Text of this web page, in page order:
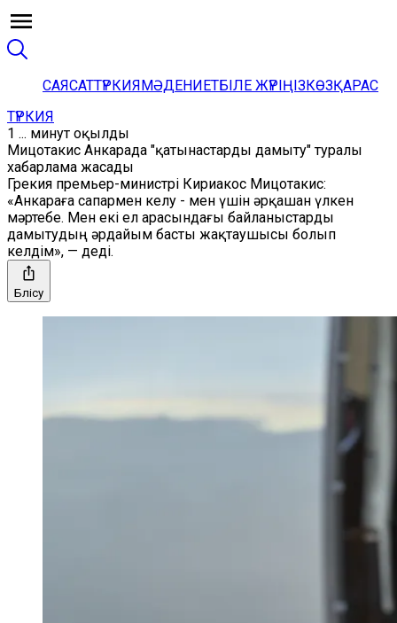
САЯСАТТҮРКИЯМӘДЕНИЕТБІЛЕ ЖҮРІҢІЗКӨЗҚАРАС
ТҮРКИЯ
1 ... минут оқылды
Мицотакис Анкарада "қатынастарды дамыту" туралы
хабарлама жасады
Грекия премьер-министрі Кириакос Мицотакис:
«Анкараға сапармен келу - мен үшін әрқашан үлкен
мәртебе. Мен екі ел арасындағы байланыстарды
дамытудың әрдайым басты жақтаушысы болып
келдім», — деді.
Бөлісу